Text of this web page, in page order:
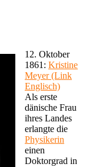
12. Oktober
1861: Kristine
Meyer (Link
Englisch)
Als erste
dänische Frau
ihres Landes
erlangte die
Physikerin
einen
Doktorgrad in